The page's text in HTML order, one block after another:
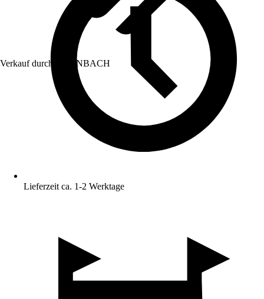
Verkauf durch: HORNBACH
Lieferzeit ca. 1-2 Werktage